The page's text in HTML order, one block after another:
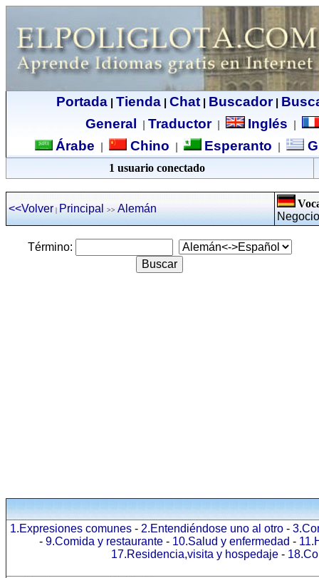
Portada| Tienda| Chat| Buscador|
General
Traductor| Inglés
Árabe Chino Esperanto
1 usuario conectado
<<Volver | Principal >> Alemán
Término:
1.Expresiones comunes- 2.Entendiéndose uno al otro-
- 9.Comida y restaurante - 10.Salud y enfermedad -
17.Residencia,visita y hospedaje-